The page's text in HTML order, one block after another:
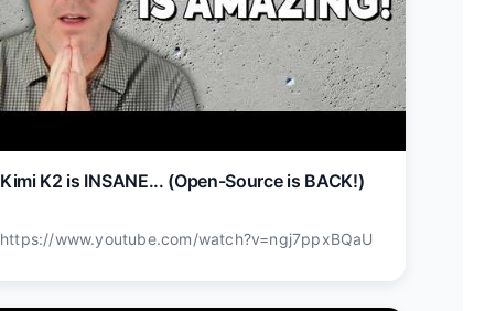
Kimi K2 is INSANE... (Open-Source is BACK!)
https://www.youtube.com/watch?v=ngj7ppxBQaU